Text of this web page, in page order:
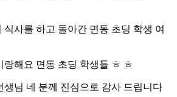
사를 하고 돌아간 면동 초딩 학생 여
해요 면동 초딩 학생들 ㅎ ㅎ
생님 네 분께 진심으로 감사 드립니다